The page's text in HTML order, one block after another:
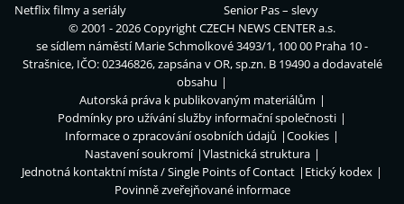
Netflix filmy a seriály
Senior Pas – slevy
© 2001 - 2026 CopyrightCZECH NEWS CENTER a.s.
se sídlem náměstí Marie Schmolkové 3493/1, 100 00 Praha 10 -
Strašnice, IČO: 02346826, zapsána v OR, sp.zn. B 19490 a dodavatelé
obsahu
Autorská práva k publikovaným materiálům
Podmínky pro užívání služby informační společnosti
Informace o zpracování osobních údajů
Cookies
Nastavení soukromí
Vlastnická struktura
Jednotná kontaktní místa / Single Points of Contact
Etický kodex
Povinně zveřejňované informace